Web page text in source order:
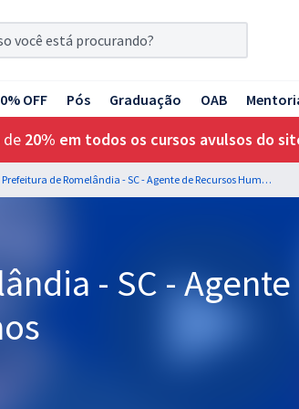
OFF Pós Graduação OAB
de 20% em todos os cursos avulsos do
Prefeitura de Romelândia - SC - Agente de Recursos Humanos
- SC - Agente